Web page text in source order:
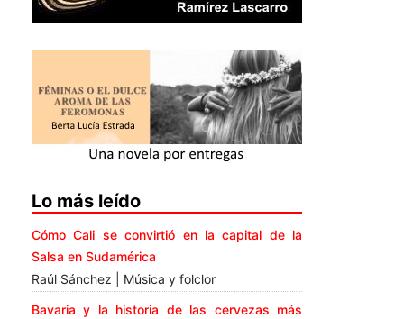
Lo más leído
Cómo Cali se convirtió en la capital de la
Salsa en Sudamérica
Raúl Sánchez | Música y folclor
Bavaria y la historia de las cervezas más